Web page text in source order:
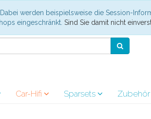
werden beispielsweise die Session-
eingeschränkt. Sind Sie damit nicht
Car-Hifi Sparsets